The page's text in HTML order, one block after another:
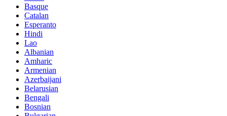
Basque
Catalan
Esperanto
Hindi
Lao
Albanian
Amharic
Armenian
Azerbaijani
Belarusian
Bengali
Bosnian